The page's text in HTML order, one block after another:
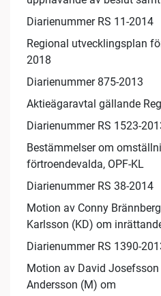
Diarienummer RS 11-2014
Regional utvecklingsplan
2018
Diarienummer 875-2013
Aktieägaravtal gällande
Diarienummer RS 1523-
Bestämmelser om
förtroendevalda, OPF-KL
Diarienummer RS 38-2014
Motion av Conny
Karlsson (KD) om
Diarienummer RS 1390-
Motion av David
Andersson (M) om